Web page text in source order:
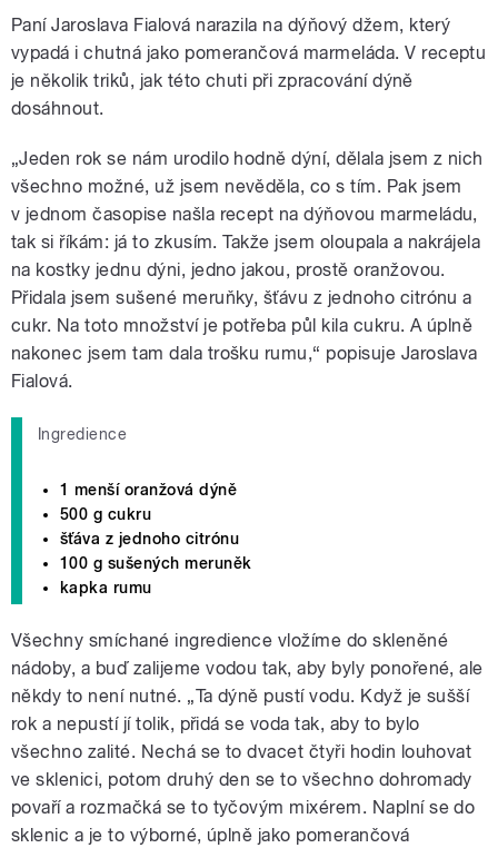
Paní Jaroslava Fialová narazila na dýňový džem, který
vypadá i chutná jako pomerančová marmeláda. V receptu
je několik triků, jak této chuti při zpracování dýně
dosáhnout.
„Jeden rok se nám urodilo hodně dýní, dělala jsem z nich
všechno možné, už jsem nevěděla, co s tím. Pak jsem
v jednom časopise našla recept na dýňovou marmeládu,
tak si říkám: já to zkusím. Takže jsem oloupala a nakrájela
na kostky jednu dýni, jedno jakou, prostě oranžovou.
Přidala jsem sušené meruňky, šťávu z jednoho citrónu a
cukr. Na toto množství je potřeba půl kila cukru. A úplně
nakonec jsem tam dala trošku rumu,“ popisuje Jaroslava
Fialová.
Ingredience
1 menší oranžová dýně
500 g cukru
šťáva z jednoho citrónu
100 g sušených meruněk
kapka rumu
Všechny smíchané ingredience vložíme do skleněné
nádoby, a buď zalijeme vodou tak, aby byly ponořené, ale
někdy to není nutné. „Ta dýně pustí vodu. Když je sušší
rok a nepustí jí tolik, přidá se voda tak, aby to bylo
všechno zalité. Nechá se to dvacet čtyři hodin louhovat
ve sklenici, potom druhý den se to všechno dohromady
povaří a rozmačká se to tyčovým mixérem. Naplní se do
sklenic a je to výborné, úplně jako pomerančová